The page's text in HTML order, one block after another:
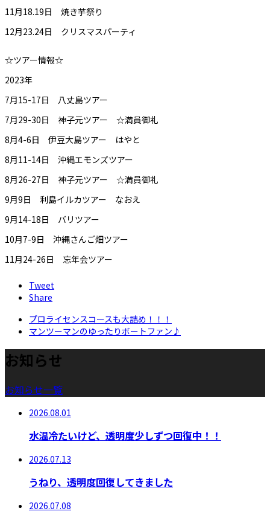
11月18.19日 焼き芋祭り
12月23.24日 クリスマスパーティ
☆ツアー情報☆
2023年
7月15-17日 八丈島ツアー
7月29-30日 神子元ツアー ☆満員御礼
8月4-6日 伊豆大島ツアー はやと
8月11-14日 沖縄エモンズツアー
8月26-27日 神子元ツアー ☆満員御礼
9月9日 利島イルカツアー なおえ
9月14-18日 バリツアー
10月7-9日 沖縄さんご畑ツアー
11月24-26日 忘年会ツアー
Tweet
Share
プロライセンスコースも大詰め！！！
マンツーマンのゆったりボートファン♪
お知らせ
お知らせ一覧
2026.08.01
水温冷たいけど、透明度少しずつ回復中！！
2026.07.13
うねり、透明度回復してきました
2026.07.08